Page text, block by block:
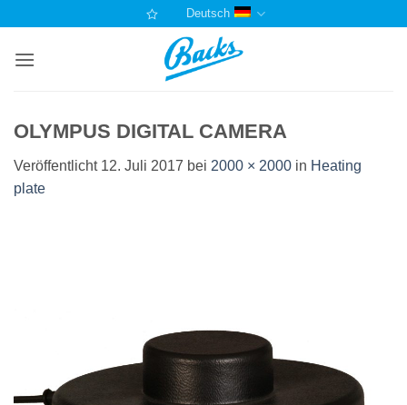
springen
Deutsch
OLYMPUS DIGITAL CAMERA
Veröffentlicht 12. Juli 2017 bei 2000 × 2000 in Heating
plate